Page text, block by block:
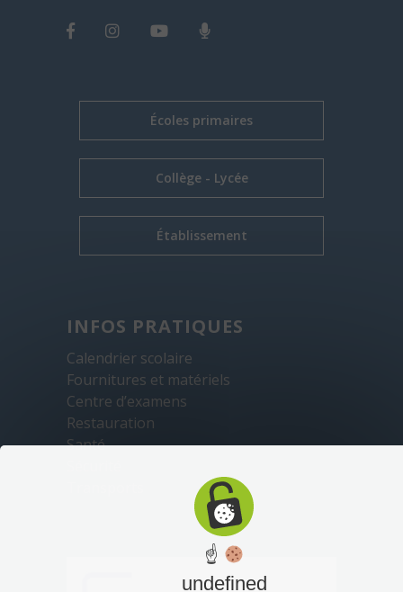
Écoles primaires
Collège - Lycée
Établissement
INFOS PRATIQUES
Calendrier scolaire
Fournitures et matériels
Centre d’examens
Restauration
Santé
☝
undefined